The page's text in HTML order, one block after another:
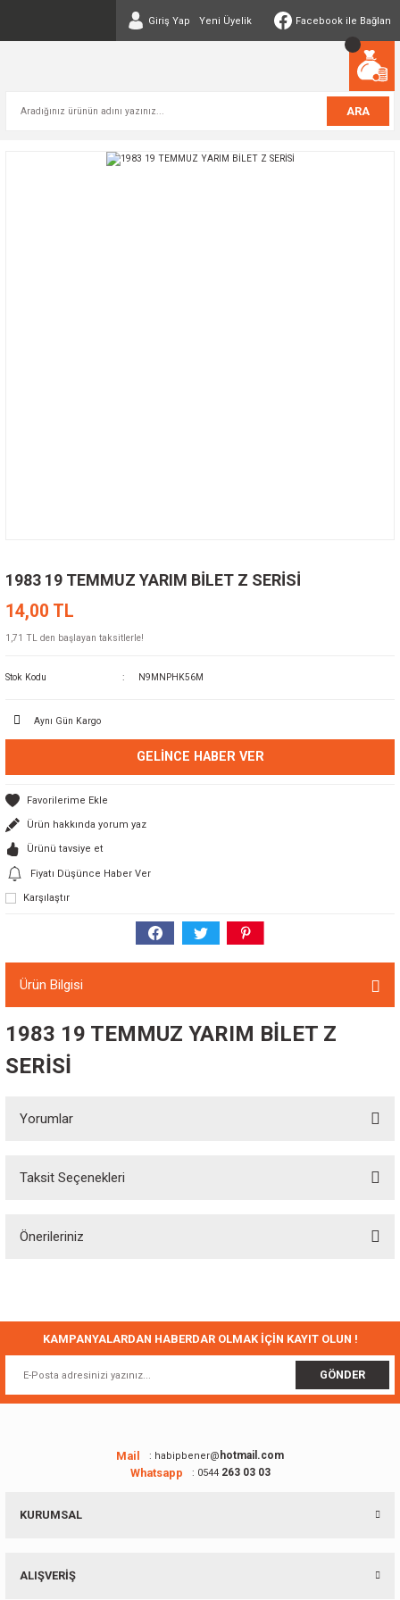
Giriş Yap Yeni Üyelik Facebook ile Bağlan
ARA
1983 19 TEMMUZ YARIM BİLET Z SERİSİ
14,00 TL
1,71 TL den başlayan taksitlerle!
Stok Kodu N9MNPHK56M
Aynı Gün Kargo
GELINCE HABER VER
Ürün hakkında yorum yaz
Ürünü tavsiye et
Fiyatı Düşünce Haber Ver
Karşılaştır
Ürün Bilgisi
1983 19 TEMMUZ YARIM BİLET Z
SERİSİ
Yorumlar
Taksit Seçenekleri
Önerileriniz
Ürün resmi kalitesiz, bozuk veya görüntülenemiyor.
Ürün fiyatı diğer sitelerden daha pahalı.
Bu ürüne benzer farklı alternatifler olmalı.
KAMPANYALARDAN HABERDAR OLMAK İÇİN KAYIT OLUN !
GÖNDER
Mail : habipbener@ hotmail.com
Whatsapp : 0544263 03 03
KURUMSAL
ALIŞVERİŞ